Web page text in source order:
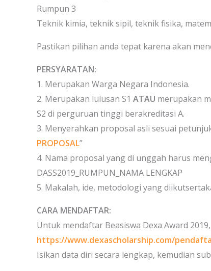
Rumpun 3
Teknik kimia, teknik sipil, teknik fisika,
Pastikan pilihan anda tepat karena akan
PERSYARATAN:
1. Merupakan Warga Negara Indonesia.
2. Merupakan lulusan S1 ATAU merupakan
S2 di perguruan tinggi berakreditasi A.
3. Menyerahkan proposal asli sesuai
PROPOSAL”
4. Nama proposal yang di unggah harus
DASS2019_RUMPUN_NAMA LENGKAP
5. Makalah, ide, metodologi yang
CARA MENDAFTAR:
Untuk mendaftar Beasiswa Dexa Award
https://www.dexascholarship.com/
Isikan data diri secara lengkap, kemudian